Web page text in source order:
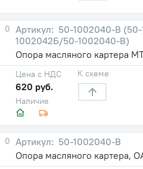
0
50-1002040-В
1002042Б/50-1002040-В)
Опора масляного картера
Наличие
Цена с НДС
620 руб.
К схеме
0
50-1002040-В
Опора масляного картера,